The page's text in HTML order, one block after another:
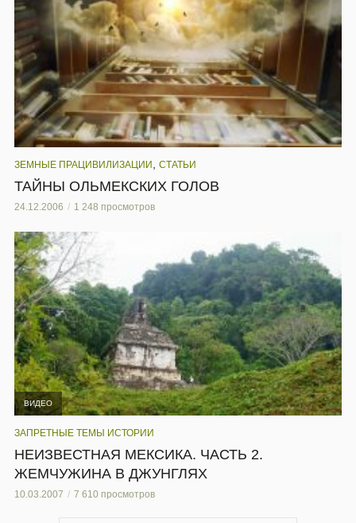
ЗЕМНЫЕ ПРАЦИВИЛИЗАЦИИ СТАТЬИ
ТАЙНЫ ОЛЬМЕКСКИХ ГОЛОВ
24.12.2006 1 248 просмотров
ВИДЕО
ЗАПРЕТНЫЕ ТЕМЫ ИСТОРИИ
НЕИЗВЕСТНАЯ МЕКСИКА. ЧАСТЬ 2.
ЖЕМЧУЖИНА В ДЖУНГЛЯХ
10.03.2007 7 610 просмотров